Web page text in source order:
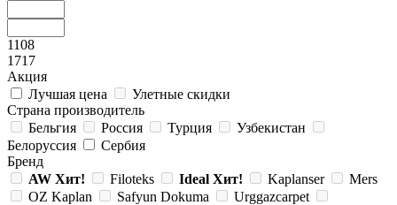
1108
1717
Акция
Лучшая цена
Улетные скидки
Страна производитель
Бельгия
Россия Турция
Узбекистан
Белоруссия
Сербия
Бренд
AW Хит! Filoteks Ideal Хит! Kaplanser
Mers
OZ Kaplan
Safyun Dokuma
Urggazcarpet